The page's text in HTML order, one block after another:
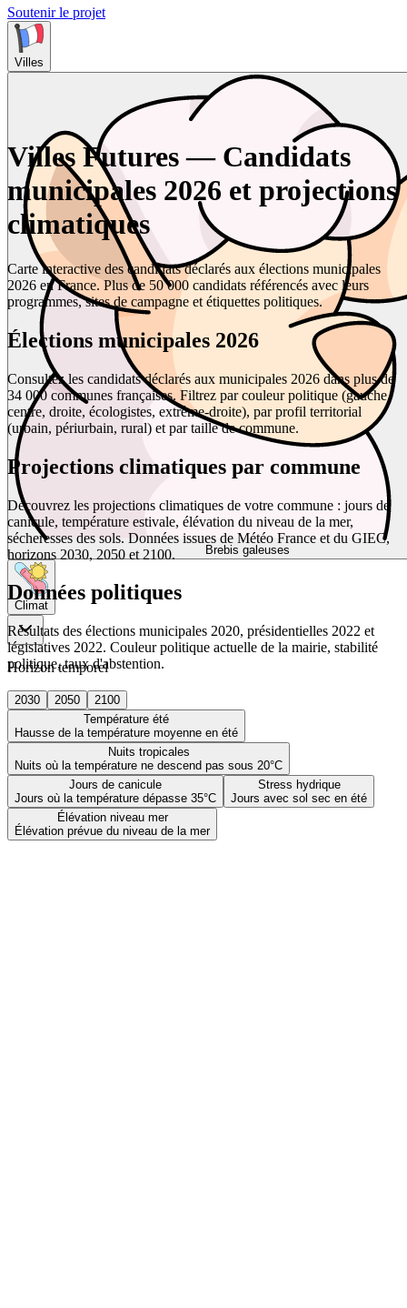
Soutenir le projet
Villes
Brebis galeuses
Climat
Horizon temporel
2030 2050
2100
Température été
Hausse de la température moyenne en été
Nuits tropicales
Nuits où la température ne descend pas sous 20°C
Jours de canicule
Jours où la température dépasse 35°C
Stress hydrique
Jours avec sol sec en été
Élévation niveau mer
Élévation prévue du niveau de la mer
Villes Futures — Candidats
municipales 2026 et projections
climatiques
Carte interactive des candidats déclarés aux élections municipales
2026 en France. Plus de 50 000 candidats référencés avec leurs
programmes, sites de campagne et étiquettes politiques.
Élections municipales 2026
Consultez les candidats déclarés aux municipales 2026 dans plus de
34 000 communes françaises. Filtrez par couleur politique (gauche,
centre, droite, écologistes, extrême-droite), par profil territorial
(urbain, périurbain, rural) et par taille de commune.
Projections climatiques par commune
Découvrez les projections climatiques de votre commune : jours de
canicule, température estivale, élévation du niveau de la mer,
sécheresses des sols. Données issues de Météo France et du GIEC,
horizons 2030, 2050 et 2100.
Données politiques
Résultats des élections municipales 2020, présidentielles 2022 et
législatives 2022. Couleur politique actuelle de la mairie, stabilité
politique, taux d'abstention.